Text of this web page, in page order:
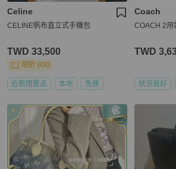
Celine
CELINE帆布直立式手機包
TWD 33,500
現折 800
近新閒置品 本地 免運
Coach
COACH 2用
TWD
狀況良好